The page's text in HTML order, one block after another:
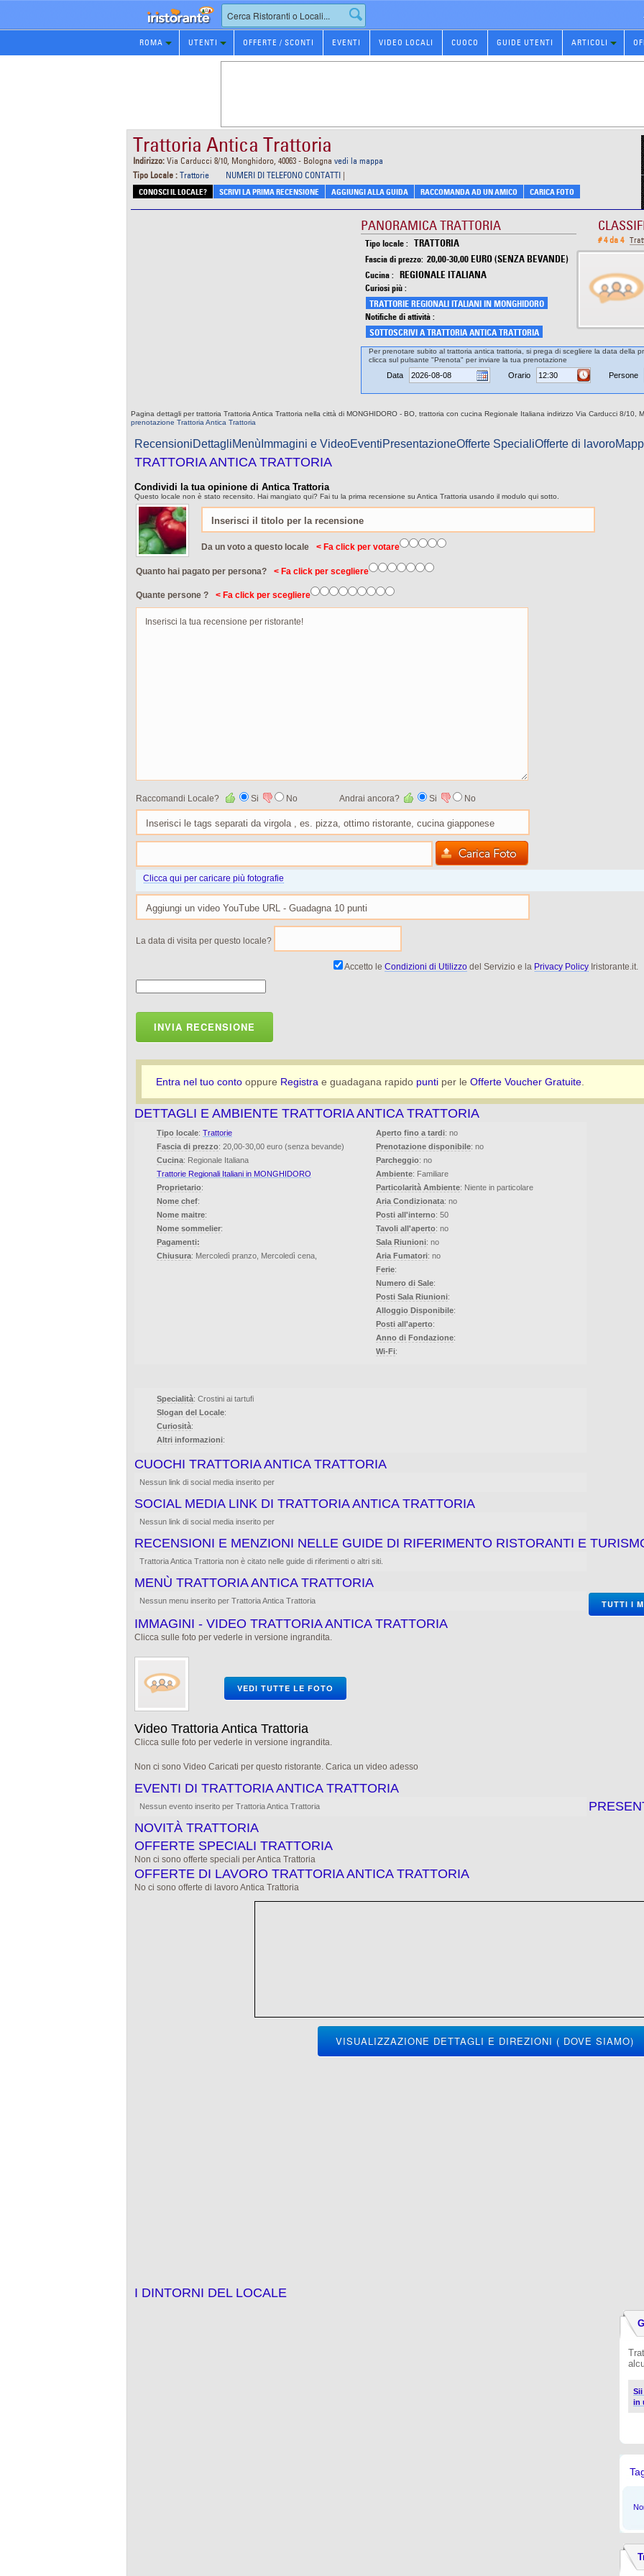
Prenotazione
Ristorante
ROMA UTENTI OFFERTE / SCONTI EVENTI VIDEO LOCALI CUOCO GUIDE UTENTI ARTICOLI
Trattoria Antica Trattoria
Indirizzo: Via Carducci 8/10, Monghidoro, 40063 - Bologna vedi la mappa
Tipo Locale : Trattorie NUMERI DI TELEFONO CONTATTI |
CONOSCI IL LOCALE? SCRIVI LA PRIMA RECENSIONE AGGIUNGI ALLA GUIDA RACCOMANDA AD UN AMICO CARICA FOTO
PANORAMICA TRATTORIA
Tipo locale : TRATTORIA
Fascia di prezzo: 20,00-30,00 EURO (SENZA BEVANDE)
Cucina : REGIONALE ITALIANA
Curiosi più :
TRATTORIE REGIONALI ITALIANI IN MONGHIDORO
Notifiche di attività :
SOTTOSCRIVI A TRATTORIA ANTICA TRATTORIA
# 4 da 4
Per prenotare subito al trattoria antica trattoria, si prega di scegliere la data della
clicca sul pulsante "Prenota" per inviare la tua prenotazione
Data Orario Persone
Pagina dettagli per trattoria Trattoria Antica Trattoria nella città di MONGHIDORO - BO, trattoria con cucina Regionale Italiana indirizzo Via Carducci 8/
prenotazione Trattoria Antica Trattoria
RecensioniDettagliMenù Immagini e VideoEventiPresentazioneOfferte SpecialiOfferte di lavoro
TRATTORIA ANTICA TRATTORIA
Condividi la tua opinione di Antica Trattoria
Questo locale non è stato recensito. Hai mangiato qui? Fai tu la prima recensione su Antica Trattoria usando il modulo qui sotto.
Da un voto a questo locale < Fa click per votare
Quanto hai pagato per persona? < Fa click per scegliere
Quante persone ? < Fa click per scegliere
Raccomandi Locale? Si No Andrai ancora? Si No
Clicca qui per caricare più fotografie
La data di visita per questo locale?
Accetto le Condizioni di Utilizzodel Servizio e la Privacy PolicyIristorante.it.
INVIA RECENSIONE
Entra nel tuo conto oppure Registra e guadagana rapido punti per le Offerte Voucher Gratuite
DETTAGLI E AMBIENTE TRATTORIA ANTICA TRATTORIA
Tipo locale: Trattorie
Fascia di prezzo: 20,00-30,00 euro (senza bevande)
Cucina: Regionale Italiana
Trattorie Regionali Italiani in MONGHIDORO
Proprietario:
Nome chef:
Nome maitre:
Nome sommelier:
Pagamenti:
Chiusura: Mercoledì pranzo, Mercoledì cena,
Aperto fino a tardi: no
Prenotazione disponibile: no
Parcheggio: no
Ambiente: Familiare
Particolarità Ambiente: Niente in particolare
Aria Condizionata: no
Posti all'interno: 50
Tavoli all'aperto: no
Sala Riunioni: no
Aria Fumatori: no
Ferie:
Numero di Sale:
Posti Sala Riunioni:
Alloggio Disponibile:
Posti all'aperto:
Anno di Fondazione:
Wi-Fi:
Specialità: Crostini ai tartufi
Slogan del Locale:
Curiosità:
Altri informazioni:
CUOCHI TRATTORIA ANTICA TRATTORIA
Nessun link di social media inserito per
SOCIAL MEDIA LINK DI TRATTORIA ANTICA TRATTORIA
Nessun link di social media inserito per
RECENSIONI E MENZIONI NELLE GUIDE DI RIFERIMENTO RISTORANTI E
Trattoria Antica Trattoria non è citato nelle guide di riferimenti o altri siti.
MENÙ TRATTORIA ANTICA TRATTORIA
Nessun menu inserito per Trattoria Antica Trattoria TUTTI I
IMMAGINI - VIDEO TRATTORIA ANTICA TRATTORIA
Clicca sulle foto per vederle in versione ingrandita.
VEDI TUTTE LE FOTO
Video Trattoria Antica Trattoria
Clicca sulle foto per vederle in versione ingrandita.
Non ci sono Video Caricati per questo ristorante. Carica un video adesso
EVENTI DI TRATTORIA ANTICA TRATTORIA
Nessun evento inserito per Trattoria Antica Trattoria
NOVITÀ TRATTORIA
OFFERTE SPECIALI TRATTORIA
Non ci sono offerte speciali per Antica Trattoria
OFFERTE DI LAVORO TRATTORIA ANTICA TRATTORIA
No ci sono offerte di lavoro Antica Trattoria
VISUALIZZAZIONE DETTAGLI E DIREZIONI ( DOVE SIAMO)
I DINTORNI DEL LOCALE
in